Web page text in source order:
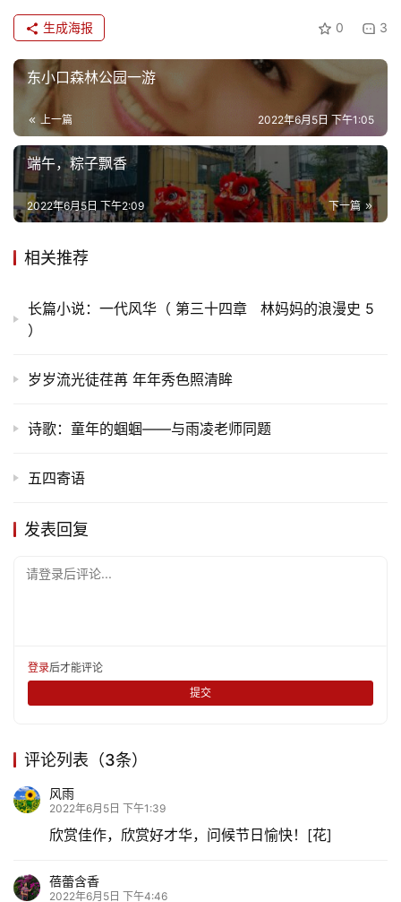
题
更
多
0 3
生成海报
东小口森林公园一游
上一篇 2022年6月5日 下午1:05
端午，粽子飘香
下一篇
2022年6月5日 下午2:09
相关推荐
长篇小说：一代风华（ 第三十四章 林妈妈的浪漫史 5
）
岁岁流光徒荏苒 年年秀色照清眸
诗歌：童年的蝈蝈——与雨凌老师同题
五四寄语
发表回复
请登录后评论...
登录后才能评论
提交
评论列表（3条）
风雨
2022年6月5日 下午1:39
欣赏佳作，欣赏好才华，问候节日愉快！[花]
蓓蕾含香
2022年6月5日 下午4:46